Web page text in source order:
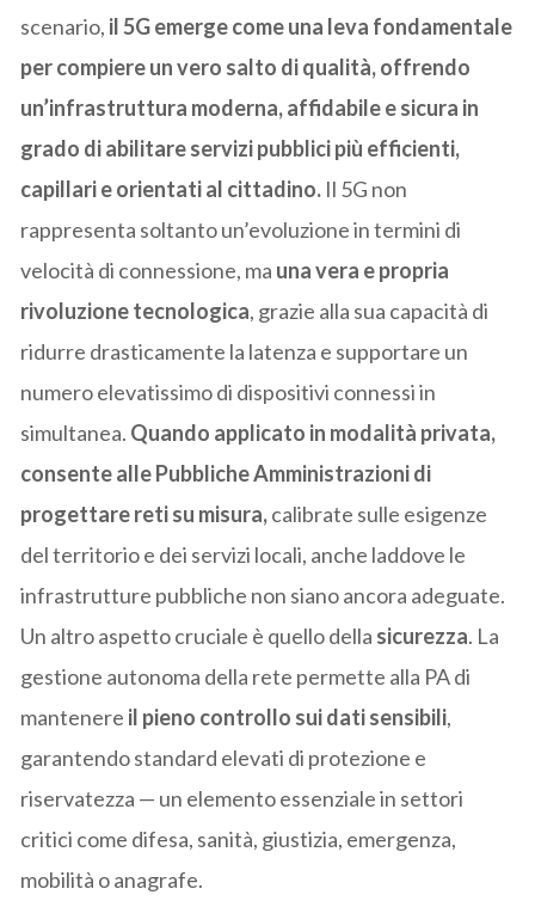
scenario, il 5G emerge come una leva fondamentale
per compiere un vero salto di qualità, offrendo
un’infrastruttura moderna, affidabile e sicura in
grado di abilitare servizi pubblici più efficienti,
capillari e orientati al cittadino. Il 5G non
rappresenta soltanto un’evoluzione in termini di
velocità di connessione, ma una vera e propria
rivoluzione tecnologica, grazie alla sua capacità di
ridurre drasticamente la latenza e supportare un
numero elevatissimo di dispositivi connessi in
simultanea. Quando applicato in modalità privata,
consente alle Pubbliche Amministrazioni di
progettare reti su misura,calibrate sulle esigenze
del territorio e dei servizi locali, anche laddove le
infrastrutture pubbliche non siano ancora adeguate.
Un altro aspetto cruciale è quello della sicurezza. La
gestione autonoma della rete permette alla PA di
mantenere il pieno controllo sui dati sensibili,
garantendo standard elevati di protezione e
riservatezza — un elemento essenziale in settori
critici come difesa, sanità, giustizia, emergenza,
mobilità o anagrafe.